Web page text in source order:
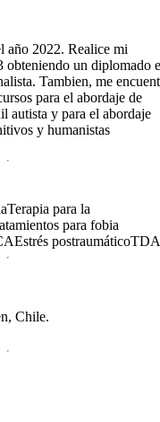
año 2022. Realice mi
obteniendo un diplomado
Tambien, me
para el abordaje de
autista y para el abordaje
y humanistas
Terapia para la
para fobia
Estrés postraumático
Chile.